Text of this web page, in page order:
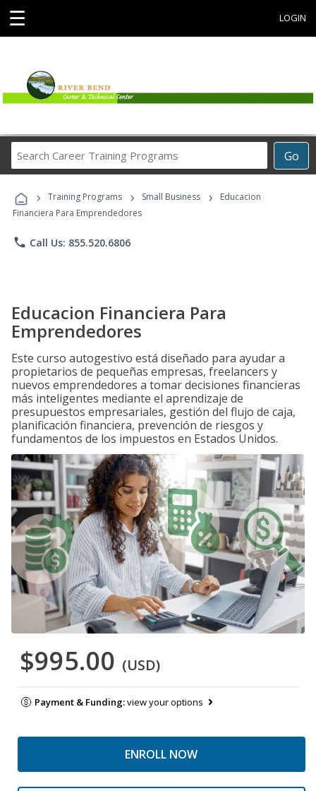
☰ LOGIN
Go
Career
Programs
› Training Programs › Small Business ›
Educacion
Financiera Para Emprendedores
phone Call Us: 855.520.6806
Educacion Financiera Para
Emprendedores
Este curso autogestivo está diseñado para ayudar a
propietarios de pequeñas empresas, freelancers y
nuevos emprendedores a tomar decisiones financieras
más inteligentes mediante el aprendizaje de
presupuestos empresariales, gestión del flujo de caja,
planificación financiera, prevención de riesgos y
fundamentos de los impuestos en Estados Unidos.
$995.00 (USD)
Payment & Funding:view your options
ENROLL NOW